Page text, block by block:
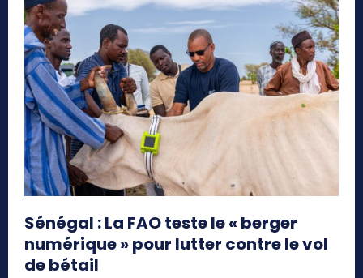
Sénégal : La FAO teste le « berger
numérique » pour lutter contre le vol
de bétail